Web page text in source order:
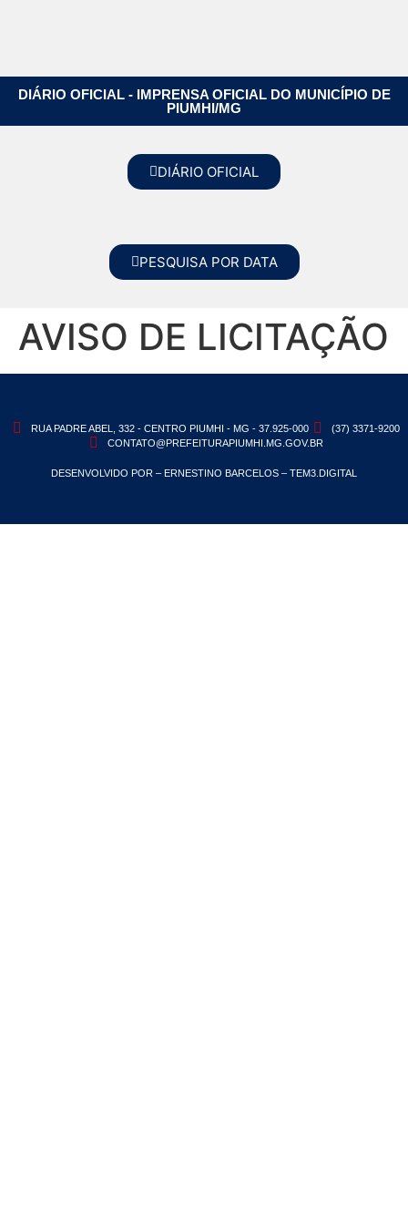
DIÁRIO OFICIAL - IMPRENSA OFICIAL DO MUNICÍPIO DE
PIUMHI/MG
DIÁRIO OFICIAL
PESQUISA POR DATA
AVISO DE LICITAÇÃO
RUA PADRE ABEL, 332 - CENTRO PIUMHI - MG - 37.925-000
(37) 3371-9200
CONTATO@PREFEITURAPIUMHI.MG.GOV.BR
DESENVOLVIDO POR – ERNESTINO BARCELOS – TEM3.DIGITAL